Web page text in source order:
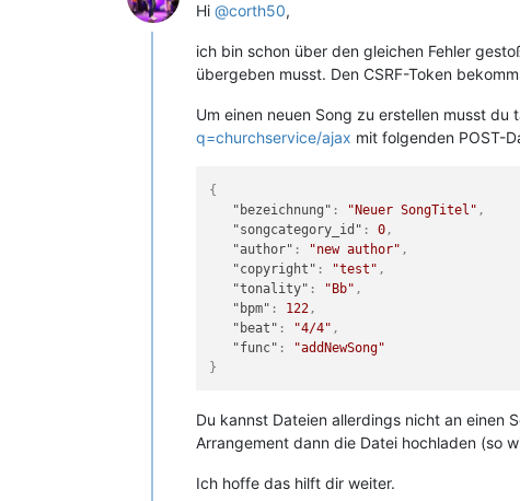
Hi @corth50,
ich bin schon über den gleichen Fehler
übergeben musst. Den CSRF-Token
Um einen neuen Song zu erstellen musst
q=churchservice/ajax mit folgenden POST-
{
"bezeichnung" : "Neuer SongTitel" ,
"songcategory_id" : 0 ,
"author" : "new author" ,
"copyright" : "test" ,
"tonality" : "Bb" ,
"bpm" : 122 ,
"beat" : "4/4" ,
"func" :
"addNewSong"
}
Du kannst Dateien allerdings nicht an einen
Arrangement dann die Datei hochladen (so
Ich hoffe das hilft dir weiter.